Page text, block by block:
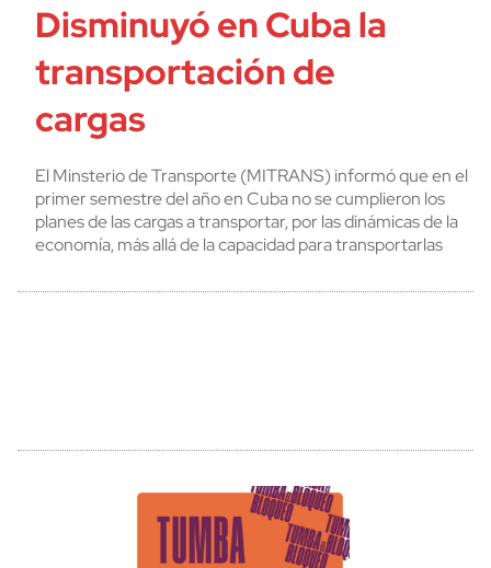
Disminuyó en Cuba la
transportación de
cargas
El Minsterio de Transporte (MITRANS) informó que en el
primer semestre del año en Cuba no se cumplieron los
planes de las cargas a transportar, por las dinámicas de la
economía, más allá de la capacidad para transportarlas